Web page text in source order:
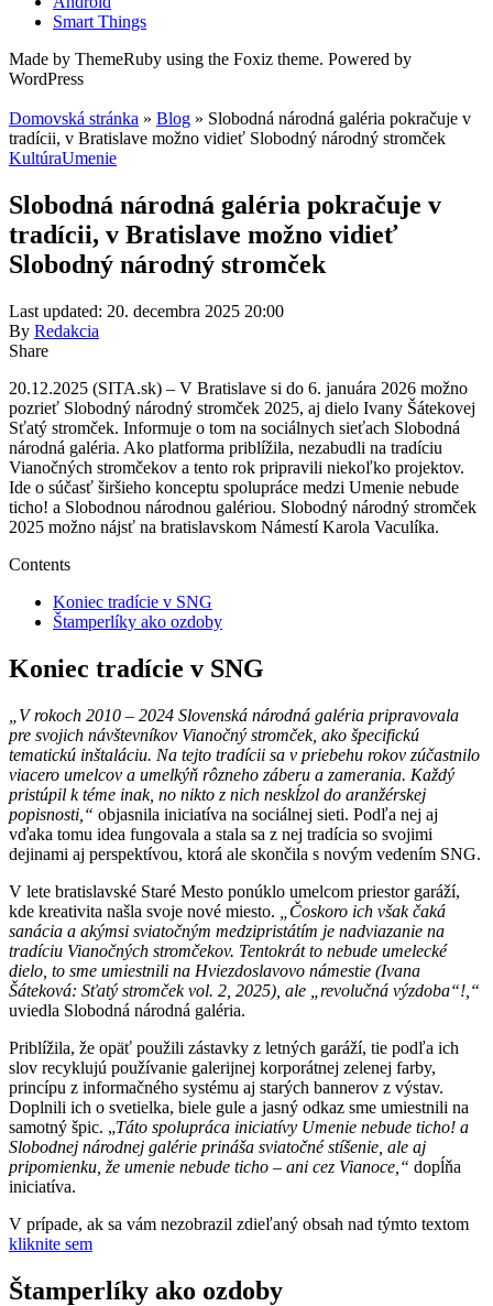
Smart Things
Made by ThemeRuby using the Foxiz theme. Powered by
WordPress
Domovská stránka » Blog » Slobodná národná galéria pokračuje v
tradícii, v Bratislave možno vidieť Slobodný národný stromček
KultúraUmenie
Slobodná národná galéria pokračuje v
tradícii, v Bratislave možno vidieť
Slobodný národný stromček
Last updated: 20. decembra 2025 20:00
By Redakcia
Share
20.12.2025 (SITA.sk) – V Bratislave si do 6. januára 2026 možno
pozrieť Slobodný národný stromček 2025, aj dielo Ivany Šátekovej
Sťatý stromček. Informuje o tom na sociálnych sieťach Slobodná
národná galéria. Ako platforma priblížila, nezabudli na tradíciu
Vianočných stromčekov a tento rok pripravili niekoľko projektov.
Ide o súčasť širšieho konceptu spolupráce medzi Umenie nebude
ticho! a Slobodnou národnou galériou. Slobodný národný stromček
2025 možno nájsť na bratislavskom Námestí Karola Vaculíka.
Contents
Koniec tradície v SNG
Štamperlíky ako ozdoby
Koniec tradície v SNG
„V rokoch 2010 – 2024 Slovenská národná galéria pripravovala
pre svojich návštevníkov Vianočný stromček, ako špecifickú
tematickú inštaláciu. Na tejto tradícii sa v priebehu rokov zúčastnilo
viacero umelcov a umelkýň rôzneho záberu a zamerania. Každý
pristúpil k téme inak, no nikto z nich neskĺzol do aranžérskej
popisnosti,“ objasnila iniciatíva na sociálnej sieti. Podľa nej aj
vďaka tomu idea fungovala a stala sa z nej tradícia so svojimi
dejinami aj perspektívou, ktorá ale skončila s novým vedením SNG.
V lete bratislavské Staré Mesto ponúklo umelcom priestor garáží,
kde kreativita našla svoje nové miesto.
„Čoskoro ich však čaká
sanácia a akýmsi sviatočným medzipristátím je nadviazanie na
tradíciu Vianočných stromčekov. Tentokrát to nebude umelecké
dielo, to sme umiestnili na Hviezdoslavovo námestie (Ivana
Šáteková: Sťatý stromček vol. 2, 2025), ale „revolučná výzdoba“!,“
uviedla Slobodná národná galéria.
Priblížila, že opäť použili zástavky z letných garáží, tie podľa ich
slov recyklujú používanie galerijnej korporátnej zelenej farby,
princípu z informačného systému aj starých bannerov z výstav.
Doplnili ich o svetielka, biele gule a jasný odkaz sme umiestnili na
samotný špic. „Táto spolupráca iniciatívy Umenie nebude ticho! a
Slobodnej národnej galérie prináša sviatočné stíšenie, ale aj
pripomienku, že umenie nebude ticho – ani cez Vianoce,“ dopĺňa
iniciatíva.
V prípade, ak sa vám nezobrazil zdieľaný obsah nad týmto textom
kliknite sem
Štamperlíky ako ozdoby